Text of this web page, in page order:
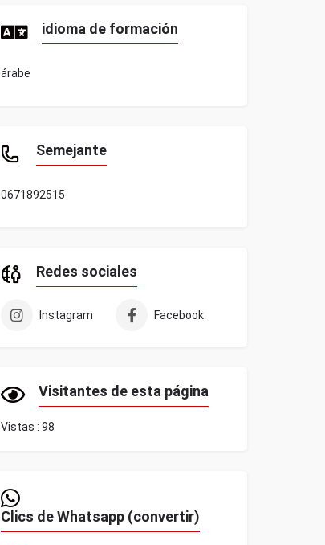
idioma de formación
árabe
Semejante
0671892515
Redes sociales
Instagram Facebook
Visitantes de esta página
Vistas : 98
Clics de Whatsapp (convertir)